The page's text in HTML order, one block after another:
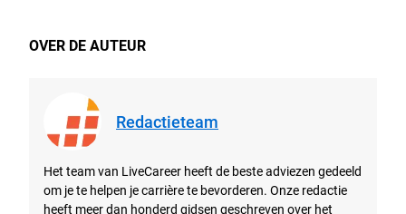
OVER DE AUTEUR
Redactieteam
Het team van LiveCareer heeft de beste adviezen gedeeld
om je te helpen je carrière te bevorderen. Onze redactie
heeft meer dan honderd gidsen geschreven over het